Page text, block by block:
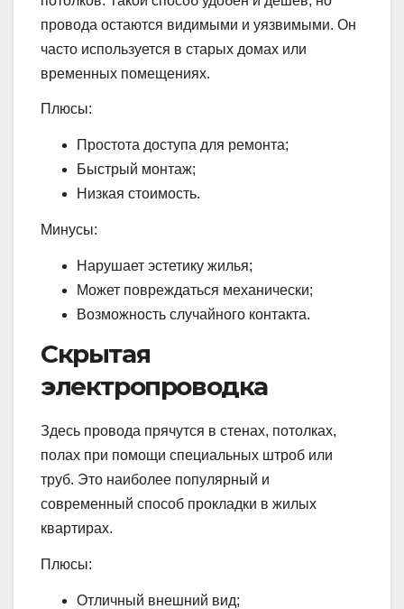
провода остаются видимыми и уязвимыми. Он
часто используется в старых домах или
временных помещениях.
Плюсы:
Простота доступа для ремонта;
Быстрый монтаж;
Низкая стоимость.
Минусы:
Нарушает эстетику жилья;
Может повреждаться механически;
Возможность случайного контакта.
Скрытая
электропроводка
Здесь провода прячутся в стенах, потолках,
полах при помощи специальных штроб или
труб. Это наиболее популярный и
современный способ прокладки в жилых
квартирах.
Плюсы:
Отличный внешний вид;